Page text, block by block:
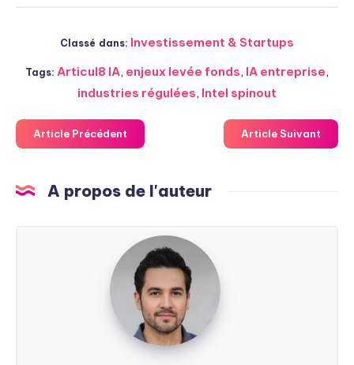
Classé dans: Investissement & Startups
Tags: Articul8 IA, enjeux levée fonds, IA entreprise,
industries régulées, Intel spinout
Article Précédent Article Suivant
A propos de l'auteur
Steven
Soarez